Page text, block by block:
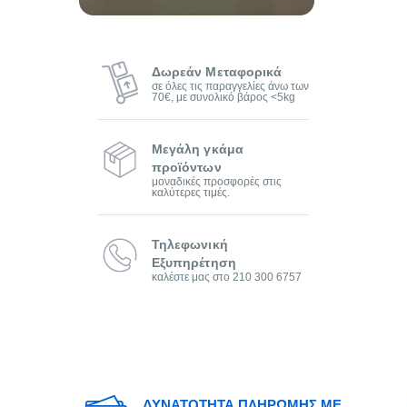
Δωρεάν Μεταφορικά
σε όλες τις παραγγελίες άνω των
70€, με συνολικό βάρος <5kg
Μεγάλη γκάμα
προϊόντων
μοναδικές προσφορές στις
καλύτερες τιμές.
Τηλεφωνική
Εξυπηρέτηση
καλέστε μας στο 210 300 6757